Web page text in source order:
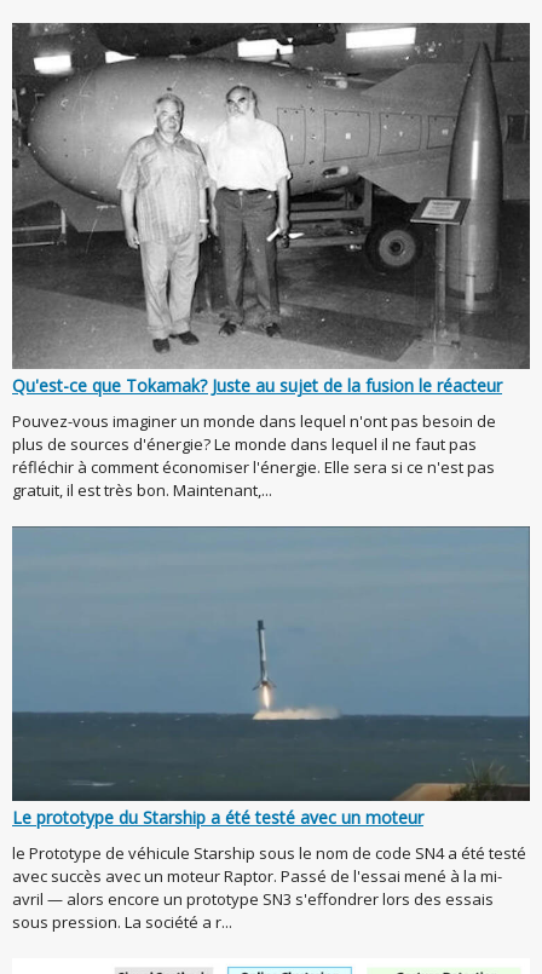
Qu'est-ce que Tokamak? Juste au sujet de la fusion le réacteur
Pouvez-vous imaginer un monde dans lequel n'ont pas besoin de
plus de sources d'énergie? Le monde dans lequel il ne faut pas
réfléchir à comment économiser l'énergie. Elle sera si ce n'est pas
gratuit, il est très bon. Maintenant,...
Le prototype du Starship a été testé avec un moteur
le Prototype de véhicule Starship sous le nom de code SN4 a été testé
avec succès avec un moteur Raptor. Passé de l'essai mené à la mi-
avril — alors encore un prototype SN3 s'effondrer lors des essais
sous pression. La société a r...